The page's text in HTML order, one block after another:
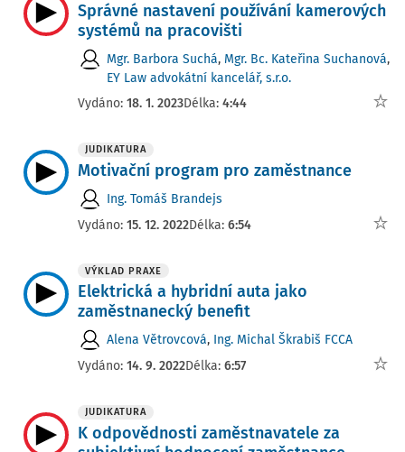
Správné nastavení používání kamerových
systémů na pracovišti
Mgr. Barbora Suchá, Mgr. Bc. Kateřina Suchanová,
EY Law advokátní kancelář, s.r.o.
Vydáno: 18. 1. 2023Délka: 4:44
JUDIKATURA
Motivační program pro zaměstnance
Ing. Tomáš Brandejs
Vydáno: 15. 12. 2022Délka: 6:54
VÝKLAD PRAXE
Elektrická a hybridní auta jako
zaměstnanecký benefit
Alena Větrovcová, Ing. Michal Škrabiš FCCA
Vydáno: 14. 9. 2022Délka: 6:57
JUDIKATURA
K odpovědnosti zaměstnavatele za